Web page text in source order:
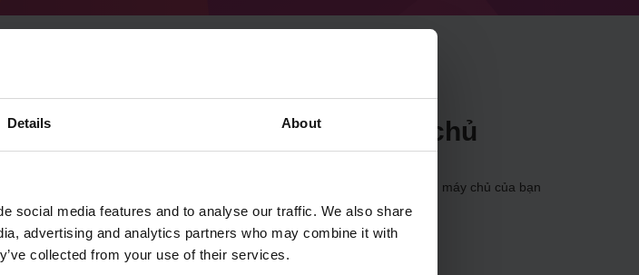
Details About
social media features and to analyse our traffic. We also share
advertising and analytics partners who may combine it with
collected from your use of their services.
tạo Minecraft Antitanium3 Máy chủ
(Máy chủ → Chọn máy chủ của bạn
Máy chủ trò chơi → Thêm máy chủ trò chơi → Antitanium3)